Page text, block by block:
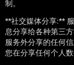
制。
**社交媒体分享:**
息分享给各种第三
服务外分享的任何
您在分享任何个人